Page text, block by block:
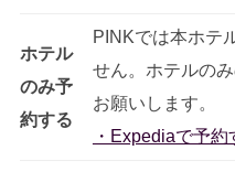
ホテル
のみ予
約する
PINKでは本ホテ
せん。ホテルの
お願いします。
・Expediaで予約